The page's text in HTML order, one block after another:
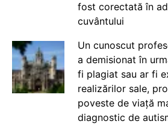
fost corectată în
cuvântului
Un cunoscut
a demisionat în
fi plagiat sau ar fi
realizărilor sale,
poveste de viață
diagnostic de